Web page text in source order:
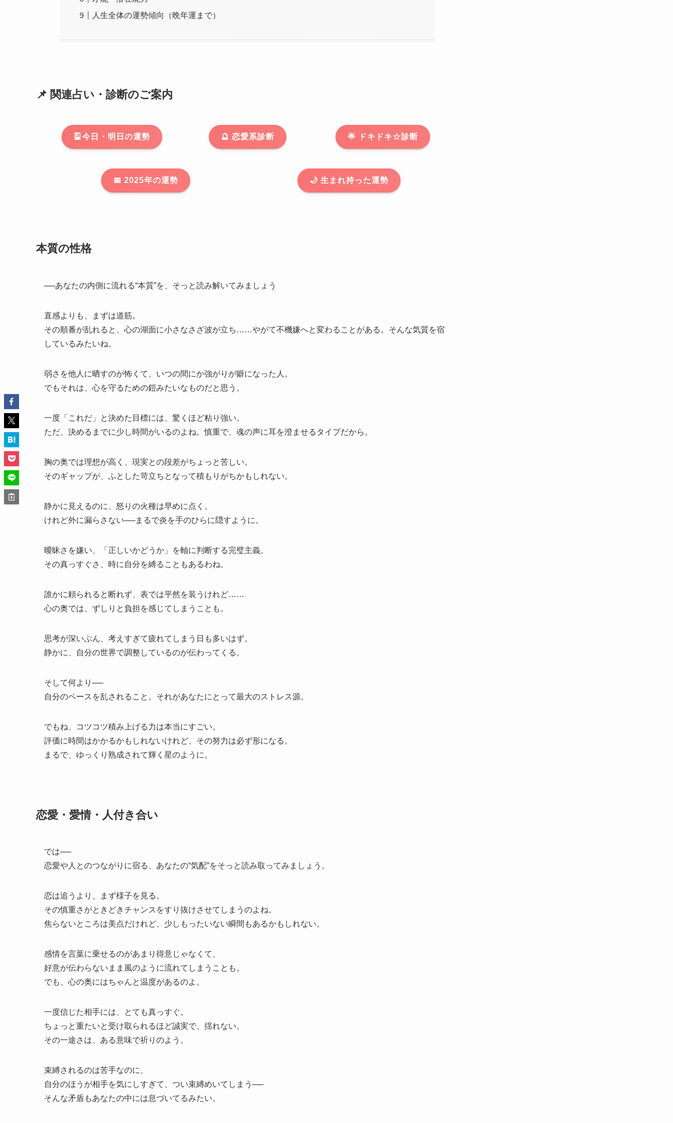
人生全体の運勢傾向（晩年運まで）
📌 関連占い・診断のご案内
🎴今日・明日の運勢 🔮 恋愛系診断 🌟 ドキドキ☆診断
📅 2025年の運勢 🌙 生まれ持った運勢
本質の性格
──あなたの内側に流れる“本質”を、そっと読み解いてみましょう
直感よりも、まずは道筋。
その順番が乱れると、心の湖面に小さなさざ波が立ち……やがて不機嫌へと変わることがある。そんな気質を宿
しているみたいね。
弱さを他人に晒すのが怖くて、いつの間にか強がりが癖になった人。
でもそれは、心を守るための鎧みたいなものだと思う。
一度「これだ」と決めた目標には、驚くほど粘り強い。
ただ、決めるまでに少し時間がいるのよね。慎重で、魂の声に耳を澄ませるタイプだから。
胸の奥では理想が高く、現実との段差がちょっと苦しい。
そのギャップが、ふとした苛立ちとなって積もりがちかもしれない。
静かに見えるのに、怒りの火種は早めに点く。
けれど外に漏らさない──まるで炎を手のひらに隠すように。
曖昧さを嫌い、「正しいかどうか」を軸に判断する完璧主義。
その真っすぐさ、時に自分を縛ることもあるわね。
誰かに頼られると断れず、表では平然を装うけれど……
心の奥では、ずしりと負担を感じてしまうことも。
思考が深いぶん、考えすぎて疲れてしまう日も多いはず。
静かに、自分の世界で調整しているのが伝わってくる。
そして何より──
自分のペースを乱されること。それがあなたにとって最大のストレス源。
でもね、コツコツ積み上げる力は本当にすごい。
評価に時間はかかるかもしれないけれど、その努力は必ず形になる。
まるで、ゆっくり熟成されて輝く星のように。
恋愛・愛情・人付き合い
では──
恋愛や人とのつながりに宿る、あなたの“気配”をそっと読み取ってみましょう。
恋は追うより、まず様子を見る。
その慎重さがときどきチャンスをすり抜けさせてしまうのよね。
焦らないところは美点だけれど、少しもったいない瞬間もあるかもしれない。
感情を言葉に乗せるのがあまり得意じゃなくて、
好意が伝わらないまま風のように流れてしまうことも。
でも、心の奥にはちゃんと温度があるのよ。
一度信じた相手には、とても真っすぐ。
ちょっと重たいと受け取られるほど誠実で、揺れない。
その一途さは、ある意味で祈りのよう。
束縛されるのは苦手なのに、
自分のほうが相手を気にしすぎて、つい束縛めいてしまう──
そんな矛盾もあなたの中には息づいてるみたい。